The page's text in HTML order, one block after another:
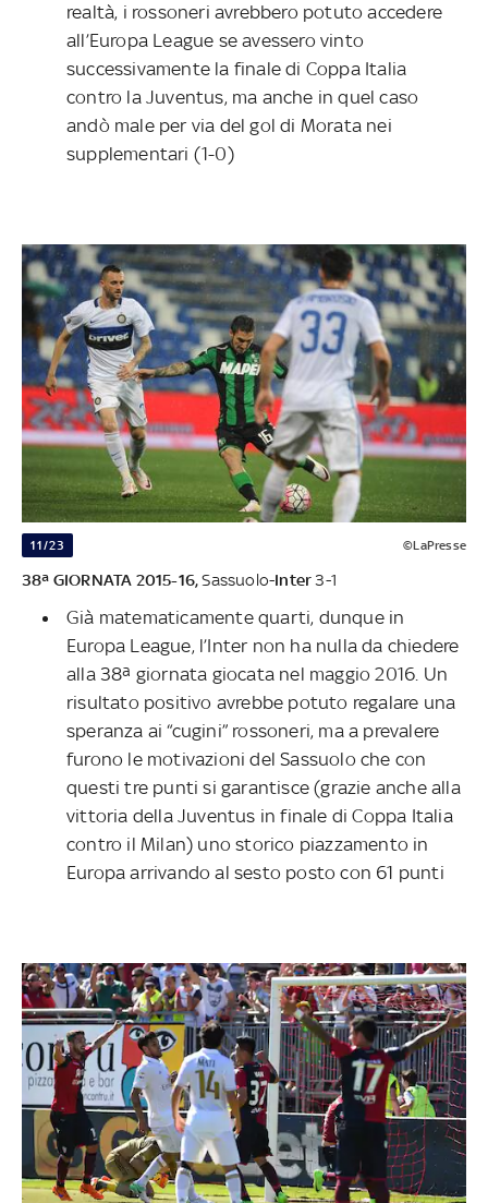
realtà, i rossoneri avrebbero potuto accedere
all’Europa League se avessero vinto
successivamente la finale di Coppa Italia
contro la Juventus, ma anche in quel caso
andò male per via del gol di Morata nei
supplementari (1-0)
11/23 ©LaPresse
38ª GIORNATA 2015-16,Sassuolo-Inter3-1
Già matematicamente quarti, dunque in
Europa League, l’Inter non ha nulla da chiedere
alla 38ª giornata giocata nel maggio 2016. Un
risultato positivo avrebbe potuto regalare una
speranza ai “cugini” rossoneri, ma a prevalere
furono le motivazioni del Sassuolo che con
questi tre punti si garantisce (grazie anche alla
vittoria della Juventus in finale di Coppa Italia
contro il Milan) uno storico piazzamento in
Europa arrivando al sesto posto con 61 punti